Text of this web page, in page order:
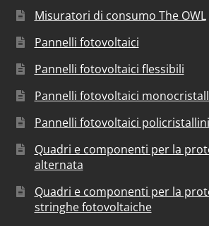
Misuratori di consumo The OWL
Pannelli fotovoltaici
Pannelli fotovoltaici flessibili
Pannelli fotovoltaici
Pannelli fotovoltaici policristallini
Quadri e componenti per la
alternata
Quadri e componenti per la
stringhe fotovoltaiche